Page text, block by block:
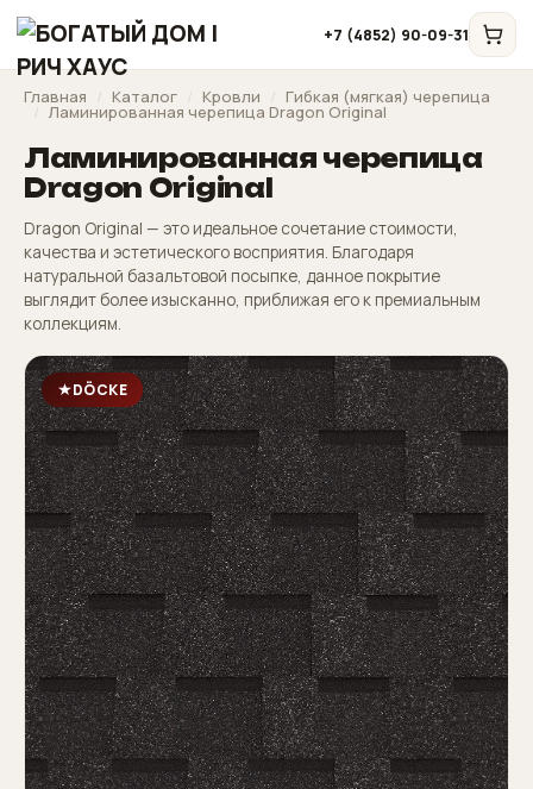
+7 (4852) 90-09-31
Главная / Каталог / Кровли / Гибкая (мягкая) черепица
/ Ламинированная черепица Dragon Original
Ламинированная черепица
Dragon Original
Dragon Original — это идеальное сочетание стоимости,
качества и эстетического восприятия. Благодаря
натуральной базальтовой посыпке, данное покрытие
выглядит более изысканно, приближая его к премиальным
коллекциям.
DÖCKE